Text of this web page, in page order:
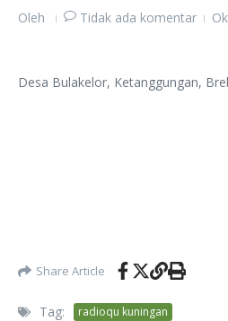
Oleh Tidak ada komentar
Desa Bulakelor, Ketanggungan,
Share Article
Tag: radioqu kuningan